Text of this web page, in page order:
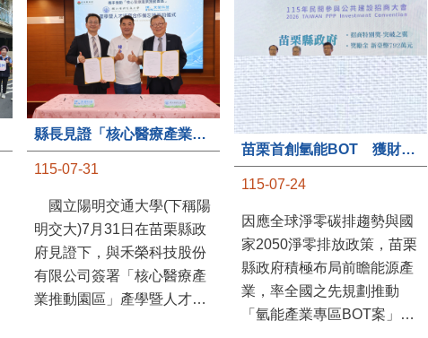
縣長見證「核心醫療產業推動園區」產學合作簽約儀式
115-07-31
國立陽明交通大學(下稱陽
明交大)7月31日在苗栗縣政
府見證下，與禾榮科技股份
有限公司簽署「核心醫療產
業推動園區」產學暨人才培
苗栗首創氫能BOT 獲財政部「突破之翼」肯定
115-07-24
因應全球淨零碳排趨勢與國
家2050淨零排放政策，苗栗
縣政府積極布局前瞻能源產
業，率全國之先規劃推動
「氫能產業專區BOT案」，